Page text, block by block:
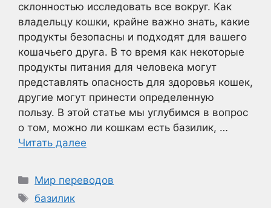
склонностью исследовать все вокруг. Как
владельцу кошки, крайне важно знать, какие
продукты безопасны и подходят для вашего
кошачьего друга. В то время как некоторые
продукты питания для человека могут
представлять опасность для здоровья кошек,
другие могут принести определенную
пользу. В этой статье мы углубимся в вопрос
о том, можно ли кошкам есть базилик, …
Читать далее
Рубрики
Мир переводов
Метки
базилик